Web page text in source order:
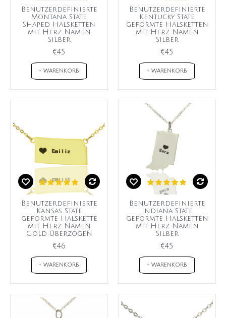
Benutzerdefinierte
Montana State
Shaped Halsketten
mit Herz Namen
Silber
€45
+ WARENKORB
Benutzerdefinierte
Kentucky State
geformte Halsketten
mit Herz Namen
Silber
€45
+ WARENKORB
Benutzerdefinierte
Kansas State
geformte Halskette
mit Herz Namen
Gold überzogen
€46
+ WARENKORB
Benutzerdefinierte
Indiana State
geformte Halsketten
mit Herz Namen
Silber
€45
+ WARENKORB